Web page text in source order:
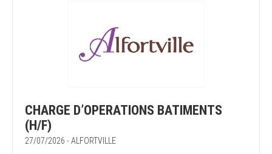
CHARGE D’OPERATIONS BATIMENTS
(H/F)
27/07/2026 - ALFORTVILLE